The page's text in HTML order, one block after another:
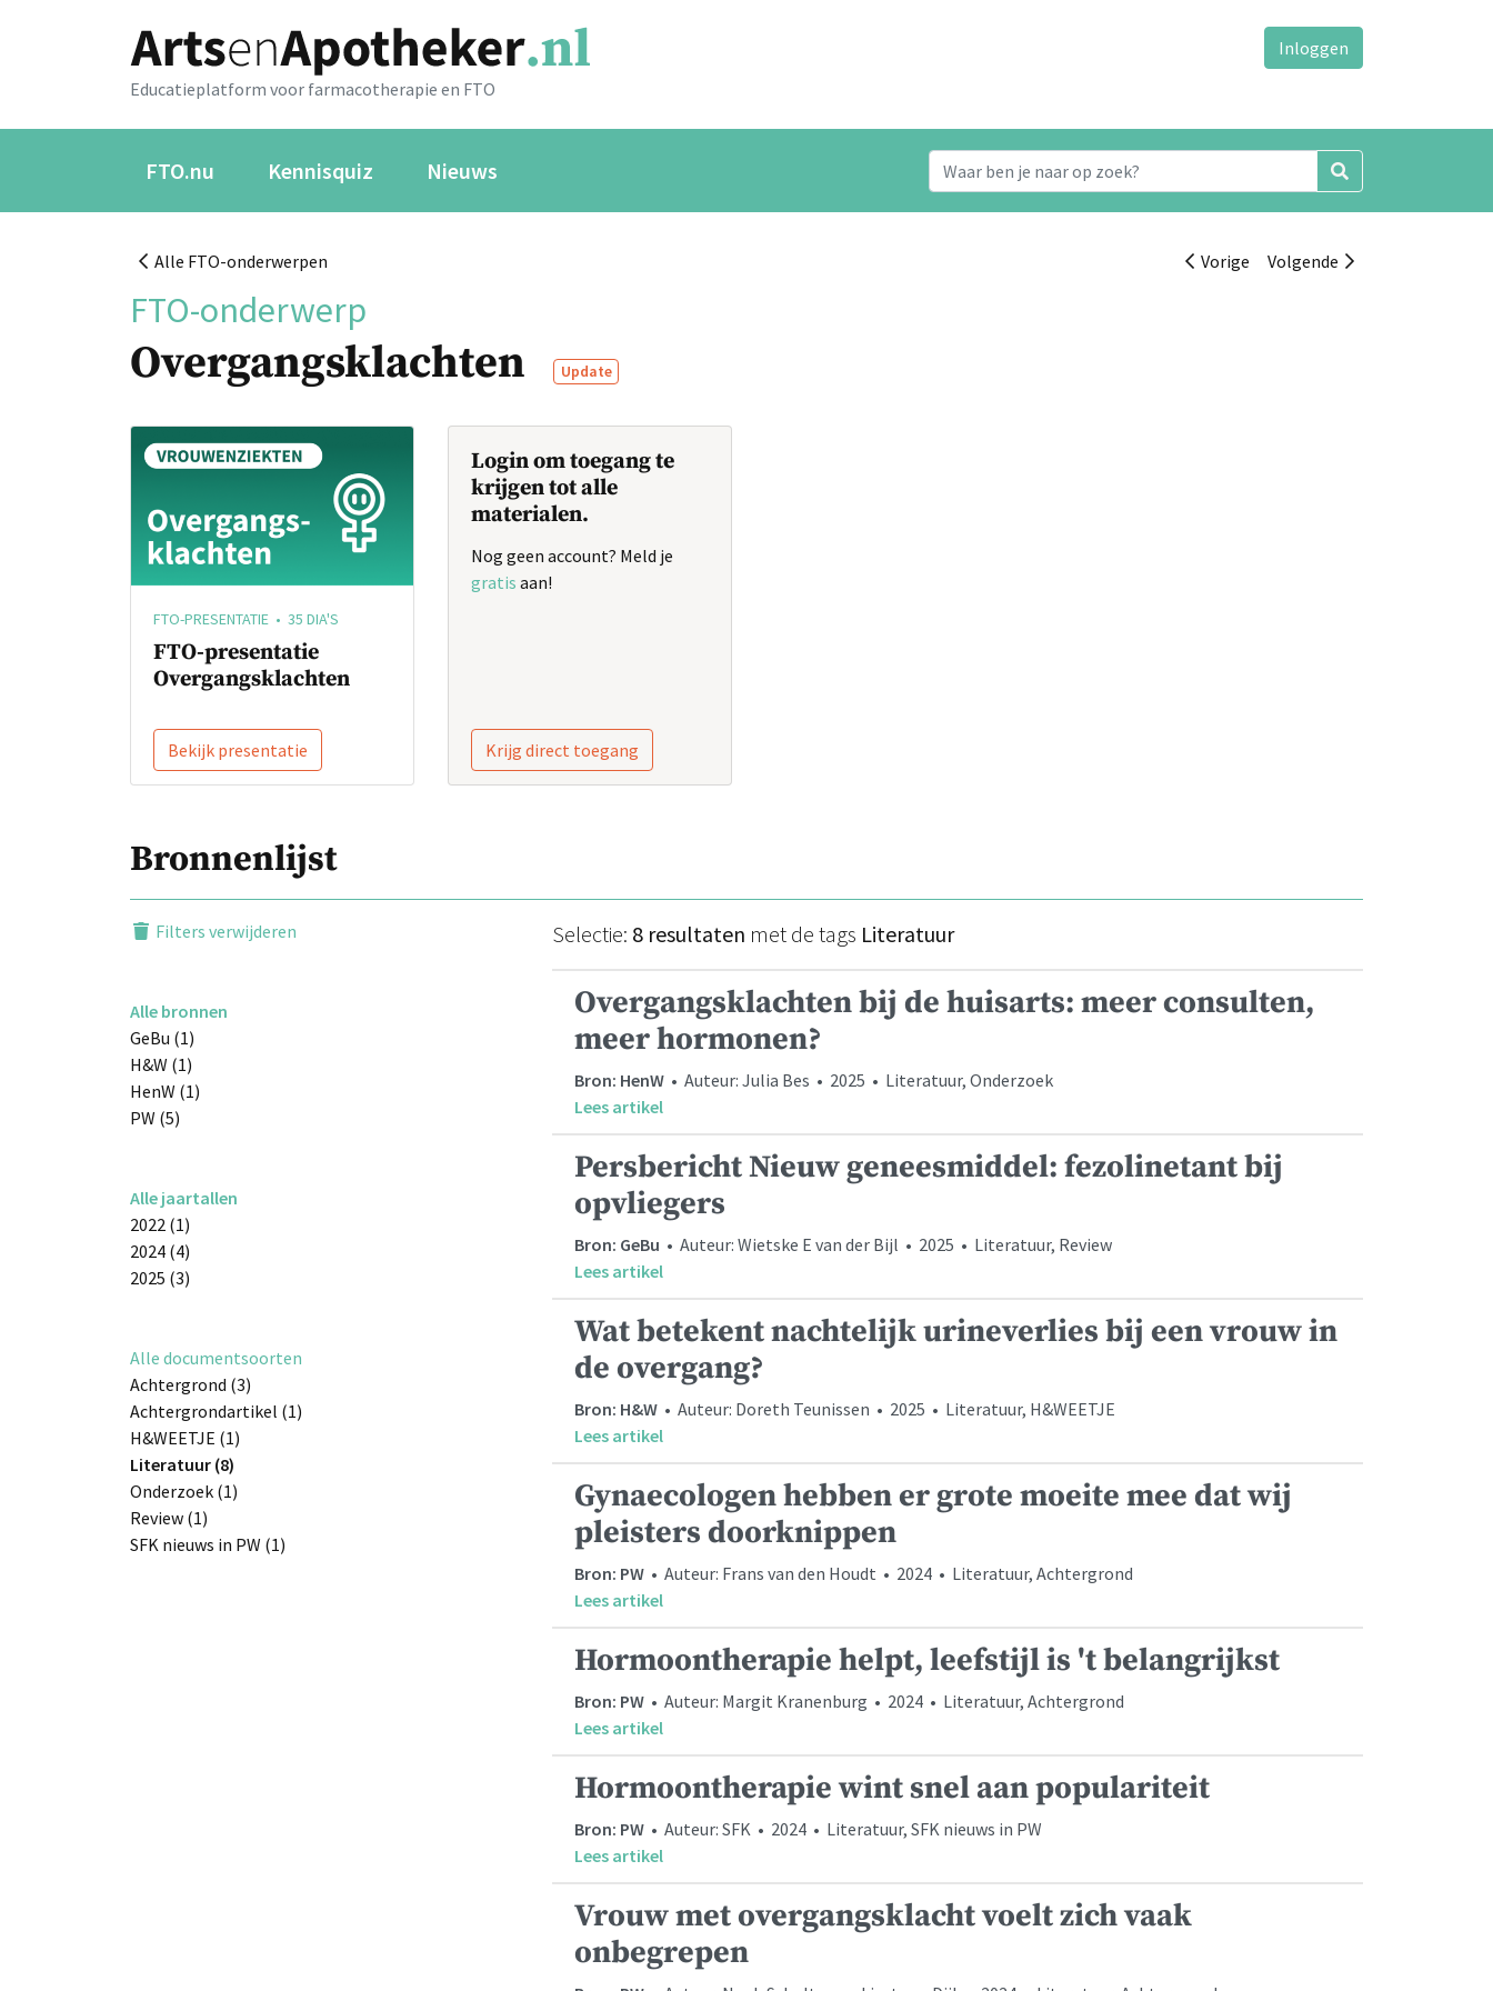
Educatieplatform voor farmacotherapie en FTO
Inloggen
FTO.nu Kennisquiz Nieuws
Alle FTO-onderwerpen Vorige Volgende
FTO-onderwerp
Overgangsklachten Update
FTO-PRESENTATIE • 35 DIA'S
FTO-presentatie
Overgangsklachten
Bekijk presentatie
Login om toegang te
krijgen tot alle
materialen.
Nog geen account? Meld je
gratis aan!
Krijg direct toegang
Bronnenlijst
Filters verwijderen
Alle bronnen
GeBu (1)
H&W (1)
HenW (1)
PW (5)
Alle jaartallen
2022 (1)
2024 (4)
2025 (3)
Alle documentsoorten
Achtergrond (3)
Achtergrondartikel (1)
H&WEETJE (1)
Literatuur (8)
Onderzoek (1)
Review (1)
SFK nieuws in PW (1)
Selectie: 8 resultaten met de tags Literatuur
Overgangsklachten bij de huisarts: meer consulten,
meer hormonen?
Bron: HenW • Auteur: Julia Bes • 2025 • Literatuur, Onderzoek
Lees artikel
Persbericht Nieuw geneesmiddel: fezolinetant bij
opvliegers
Bron: GeBu • Auteur: Wietske E van der Bijl • 2025 • Literatuur, Review
Lees artikel
Wat betekent nachtelijk urineverlies bij een vrouw in
de overgang?
Bron: H&W • Auteur: Doreth Teunissen • 2025 • Literatuur, H&WEETJE
Lees artikel
Gynaecologen hebben er grote moeite mee dat wij
pleisters doorknippen
Bron: PW • Auteur: Frans van den Houdt • 2024 • Literatuur, Achtergrond
Lees artikel
Hormoontherapie helpt, leefstijl is 't belangrijkst
Bron: PW • Auteur: Margit Kranenburg • 2024 • Literatuur, Achtergrond
Lees artikel
Hormoontherapie wint snel aan populariteit
Bron: PW • Auteur: SFK • 2024 • Literatuur, SFK nieuws in PW
Lees artikel
Vrouw met overgangsklacht voelt zich vaak
onbegrepen